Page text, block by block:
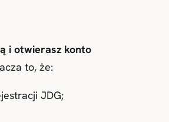
i otwierasz konto
to, że:
JDG;